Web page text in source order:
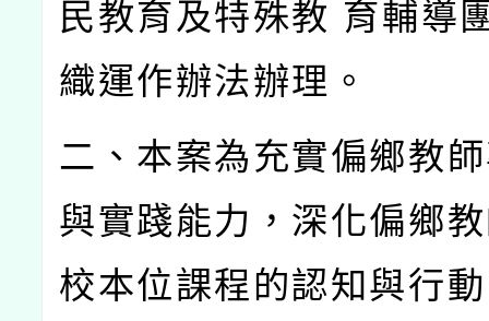
民教育及特殊教 育輔導
織運作辦法辦理。
二、本案為充實偏鄉教
與實踐能力，深化偏鄉
校本位課程的認知與行